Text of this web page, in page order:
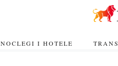
NOCLEGI I HOTELE